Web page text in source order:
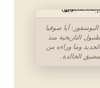
آيا صوفيا
التاريخية منذ
وما وراءه من
الخالدة.